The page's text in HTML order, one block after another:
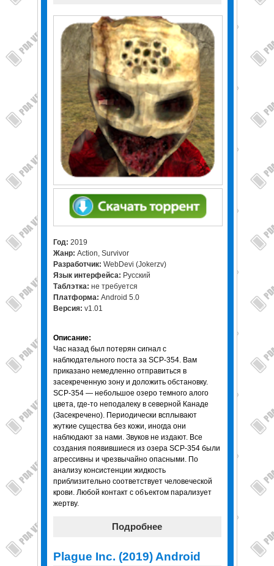
Год: 2019
Жанр: Action, Survivor
Разработчик: WebDevi (Jokerzv)
Язык интерфейса: Русский
Таблэтка: не требуется
Платформа: Android 5.0
Версия: v1.01
Описание:
Час назад был потерян сигнал с
наблюдательного поста за SCP-354. Вам
приказано немедленно отправиться в
засекреченную зону и доложить обстановку.
SCP-354 — небольшое озеро темного алого
цвета, где-то неподалеку в северной Канаде
(Засекречено). Периодически всплывают
жуткие существа без кожи, иногда они
наблюдают за нами. Звуков не издают. Все
создания появившиеся из озера SCP-354 были
агрессивны и чрезвычайно опасными. По
анализу консистенции жидкость
приблизительно соответствует человеческой
крови. Любой контакт с объектом парализует
жертву.
Подробнее
Plague Inc. (2019) Android